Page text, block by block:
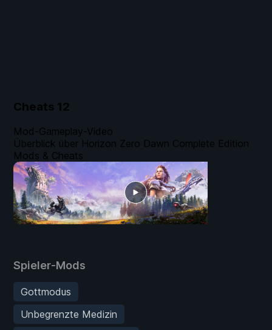
Cheats 12
Spieler-Mods
Gottmodus
Unbegrenzte Medizin
Mod-Gameplay-Video
Überblick über Horizon Zero Dawn Complete Edition
Mods & Cheats